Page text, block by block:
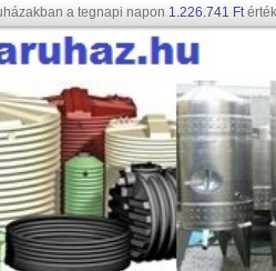
a tegnapi napon 1.226.741 Ft